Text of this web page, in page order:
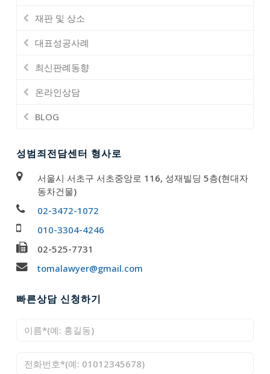
재판 및 상소
대표성공사례
최신판례동향
온라인상담
BLOG
성범죄전담센터 형사로
서울시 서초구 서초중앙로 116, 성재빌딩 5층(현대자
동차건물)
02-3472-1072
010-3304-4246
02-525-7731
tomalawyer@gmail.com
빠른상담 신청하기